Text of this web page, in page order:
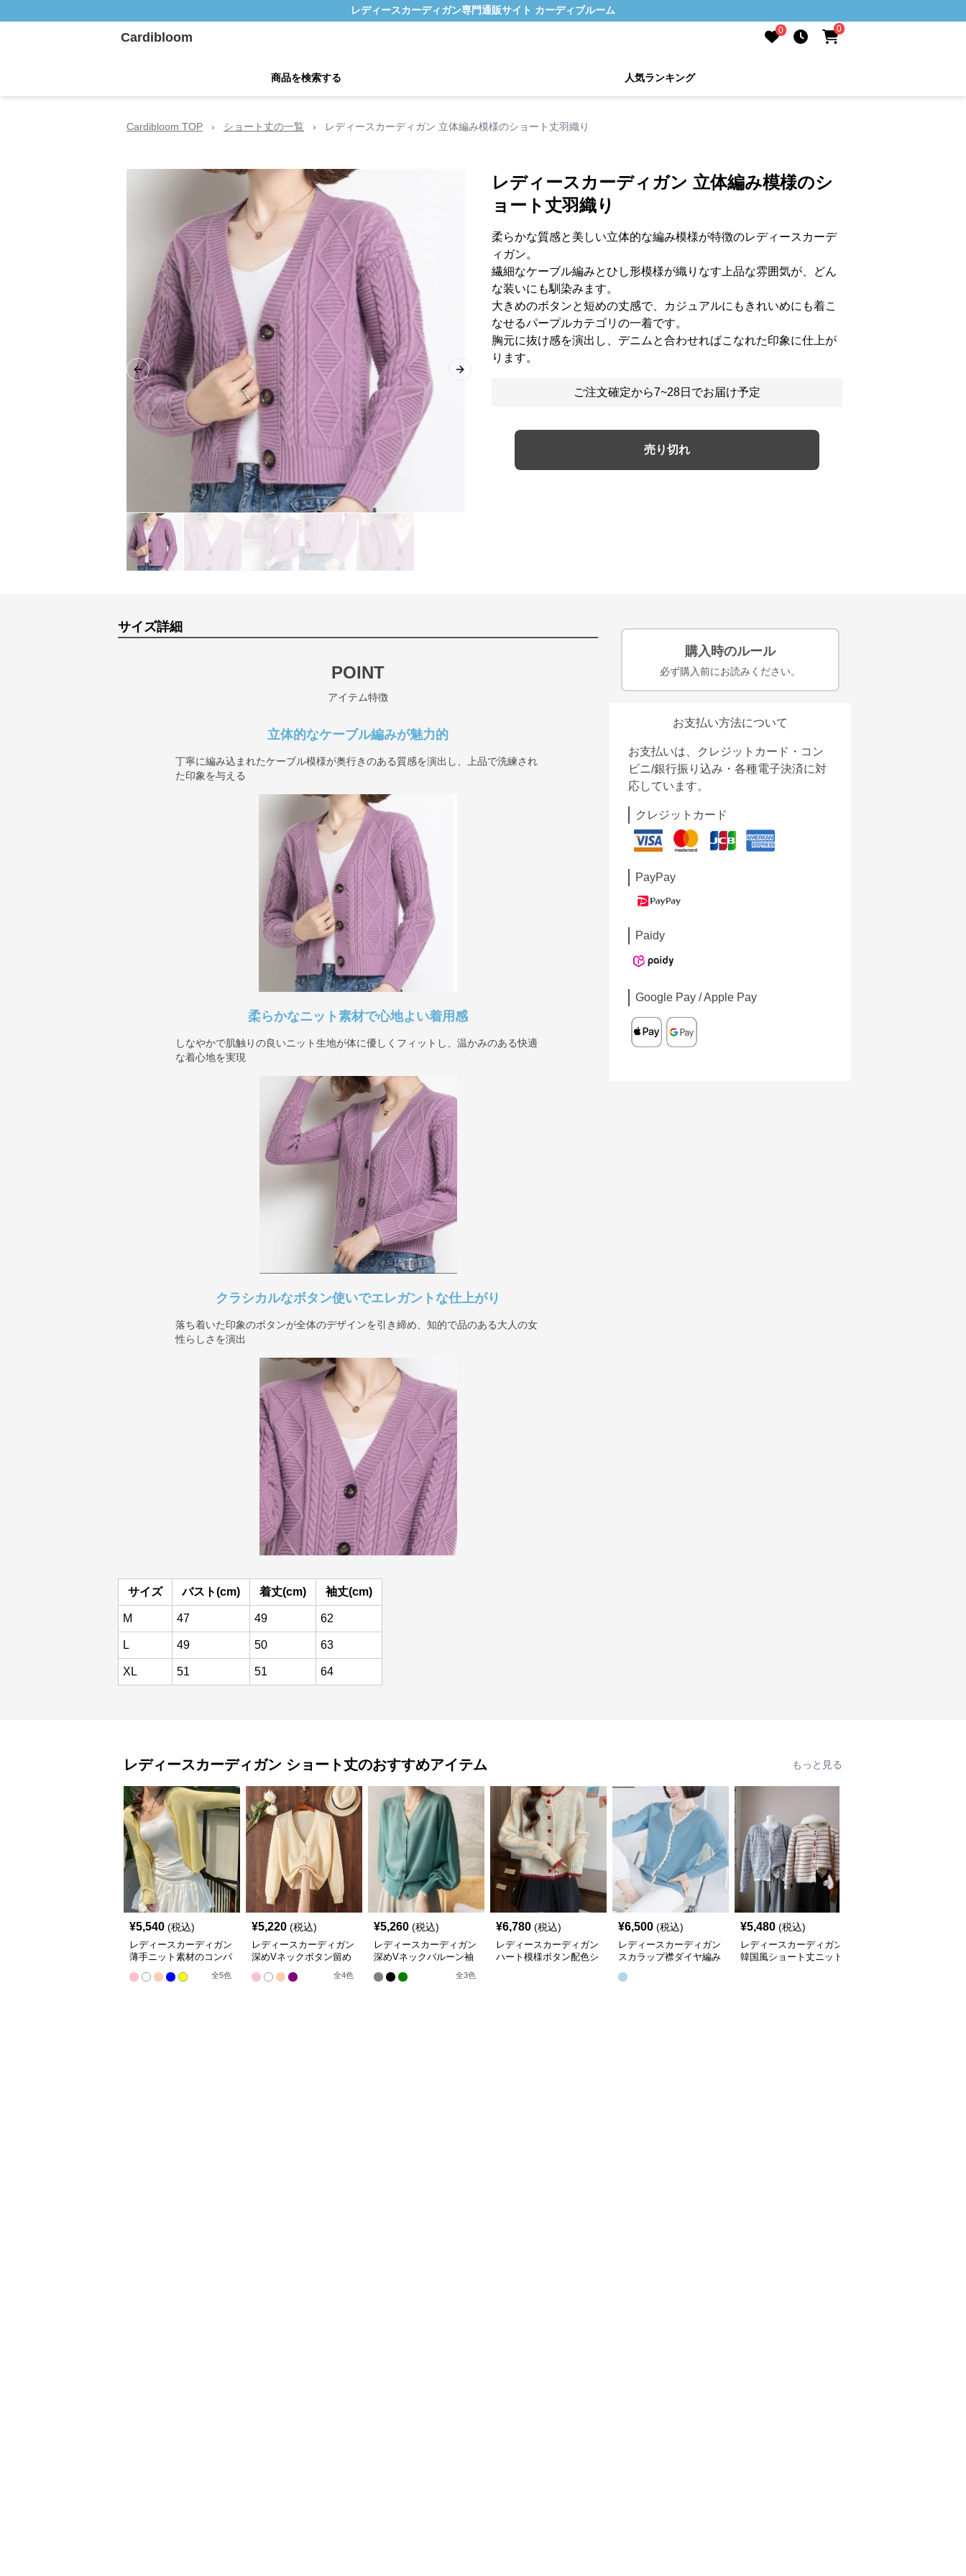
レディースカーディガン専門通販サイト カーディブルーム
Cardibloom 0 0
商品を検索する 人気ランキング
Cardibloom TOP › ショート丈の一覧 › レディースカーディガン 立体編み模様のショート丈羽織り
Previous slide Next slide
レディースカーディガン 立体編み模様のシ
ョート丈羽織り
柔らかな質感と美しい立体的な編み模様が特徴のレディースカーデ
ィガン。
繊細なケーブル編みとひし形模様が織りなす上品な雰囲気が、どん
な装いにも馴染みます。
大きめのボタンと短めの丈感で、カジュアルにもきれいめにも着こ
なせるパープルカテゴリの一着です。
胸元に抜け感を演出し、デニムと合わせればこなれた印象に仕上が
ります。
ご注文確定から7~28日でお届け予定
売り切れ
サイズ詳細
POINT
アイテム特徴
立体的なケーブル編みが魅力的
丁寧に編み込まれたケーブル模様が奥行きのある質感を演出し、上品で洗練され
た印象を与える
柔らかなニット素材で心地よい着用感
しなやかで肌触りの良いニット生地が体に優しくフィットし、温かみのある快適
な着心地を実現
クラシカルなボタン使いでエレガントな仕上がり
落ち着いた印象のボタンが全体のデザインを引き締め、知的で品のある大人の女
性らしさを演出
サイズ バスト(cm) 着丈(cm) 袖丈(cm)
M 47 49 62
L 49 50 63
XL 51 51 64
購入時のルール
必ず購入前にお読みください。
お支払い方法について
お支払いは、クレジットカード・コン
ビニ/銀行振り込み・各種電子決済に対
応しています。
クレジットカード
PayPay
Paidy
Google Pay / Apple Pay
レディースカーディガン ショート丈のおすすめアイテム もっと見る
¥5,540 (税込)
レディースカーディガン
薄手ニット素材のコンパ
全5色
¥5,220 (税込)
レディースカーディガン
深めVネックボタン留め
ショート丈ニットカーデ
ィガン
全4色
¥5,260 (税込)
レディースカーディガン
深めVネックバルーン袖
全3色
¥6,780 (税込)
レディースカーディガン
ハート模様ボタン配色シ
¥6,500 (税込)
レディースカーディガン
スカラップ襟ダイヤ編み
¥5,480 (税込)
レディースカーディガン
韓国風ショート丈ニット